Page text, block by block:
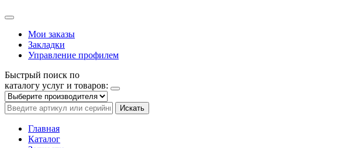
Мои заказы
Закладки
Управление профилем
Быстрый поиск по
каталогу услуг и товаров:
Искать
Главная
Каталог